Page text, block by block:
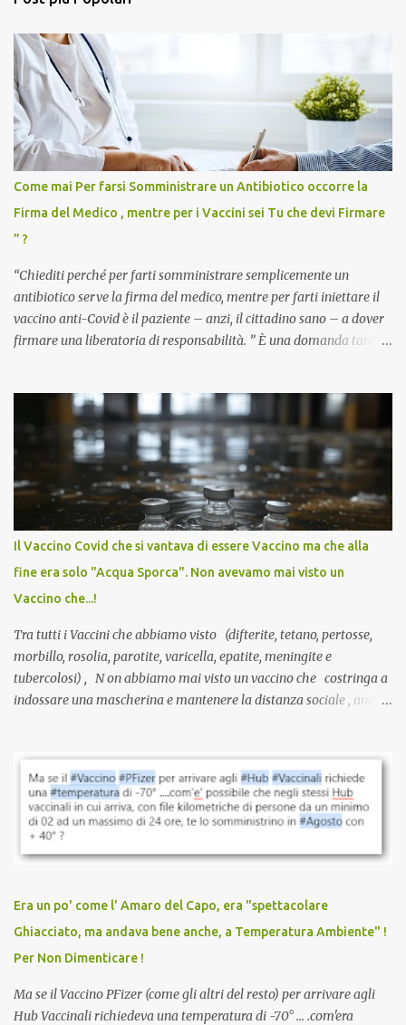
Come mai Per farsi Somministrare un Antibiotico occorre la
Firma del Medico , mentre per i Vaccini sei Tu che devi Firmare
” ?
“Chiediti perché per farti somministrare semplicemente un
antibiotico serve la firma del medico, mentre per farti iniettare il
vaccino anti-Covid è il paziente – anzi, il cittadino sano – a dover
firmare una liberatoria di responsabilità. ” È una domanda tanto
pandemia. Un interrogativo che dovrebbe scuotere chiunque abbia
ancora il coraggio di pensare con la propria testa. Per il vaccino
anti-Covid, un pro-farmaco, con autorizzazione condizionata,
sviluppato in tempi record, con tecnologie mai utilizzate prima su
larga scala, ancora oggetto di studio e di discussione
internazionale serve solo una firma. La tua. Lo si somministra
anche a persone sane, giovani, senza fattori di rischio, spesso già
serve una prescrizione. Non c’è diagnosi. Non c’è presa in carico.
L’unico atto richiesto è una fi...
Il Vaccino Covid che si vantava di essere Vaccino ma che alla
fine era solo "Acqua Sporca". Non avevamo mai visto un
Vaccino che...!
Tra tutti i Vaccini che abbiamo visto (difterite, tetano, pertosse,
morbillo, rosolia, parotite, varicella, epatite, meningite e
tubercolosi) , N on abbiamo mai visto un vaccino che costringa a
indossare una mascherina e mantenere la distanza sociale , anche
vaccinazione. Non avevamo mai sentito parlare di ricompense,
sconti, incentivi per vaccinarsi. Non avevamo mai visto
discriminazioni per coloro che non l’hanno fatto. Se non sei stato
vaccinato, nessuno aveva prima cercato di farti sentire una
persona cattiva. Non avevamo mai visto un vaccino che minacci le
vaccino usato per minacciare i mezzi di sussistenza, il lavoro o la
scuola. Non avevamo mai visto un vaccino che permettesse a un
dodicenne di ignorare il consenso dei genitori. Dopo tutti i vaccini
che abbiamo elencato sopra...
Era un po' come l' Amaro del Capo, era "spettacolare
Ghiacciato, ma andava bene anche, a Temperatura Ambiente" !
Per Non Dimenticare !
Ma se il Vaccino PFizer (come gli altri del resto) per arrivare agli
Hub Vaccinali richiedeva una temperatura di -70° ... .com'era